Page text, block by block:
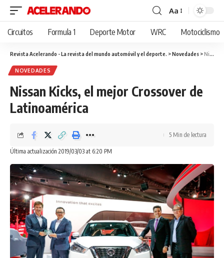
Cambiar
tamaño
fuente
Aa
Circuitos Formula 1 Deporte Motor WRC Motociclismo
Revista Acelerando - La revista del mundo automóvil y el deporte. >Novedades >Nissan Kicks, el mejor Crossover de Latinoamérica
NOVEDADES
Nissan Kicks, el mejor Crossover de
Latinoamérica
Última actualización 2019/03/03 at 6:20 PM
5 Min de lectura